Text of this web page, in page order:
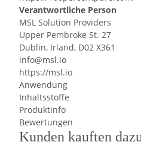
Verantwortliche Person
MSL Solution Providers
Upper Pembroke St. 27
Dublin, Irland, D02 X361
info@msl.io
https://msl.io
Anwendung
Inhaltsstoffe
Produktinfo
Bewertungen
Kunden kauften